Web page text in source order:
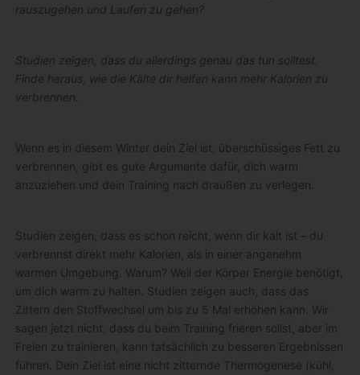
rauszugehen und Laufen zu gehen?
Studien zeigen, dass du allerdings genau das tun solltest.
Finde heraus, wie die Kälte dir helfen kann mehr Kalorien zu
verbrennen.
Wenn es in diesem Winter dein Ziel ist, überschüssiges Fett zu
verbrennen, gibt es gute Argumente dafür, dich warm
anzuziehen und dein Training nach draußen zu verlegen.
Studien zeigen, dass es schon reicht, wenn dir kalt ist – du
verbrennst direkt mehr Kalorien, als in einer angenehm
warmen Umgebung. Warum? Weil der Körper Energie benötigt,
um dich warm zu halten. Studien zeigen auch, dass das
Zittern den Stoffwechsel um bis zu 5 Mal erhöhen kann. Wir
sagen jetzt nicht, dass du beim Training frieren sollst, aber im
Freien zu trainieren, kann tatsächlich zu besseren Ergebnissen
führen. Dein Ziel ist eine nicht zitternde Thermogenese (kühl,